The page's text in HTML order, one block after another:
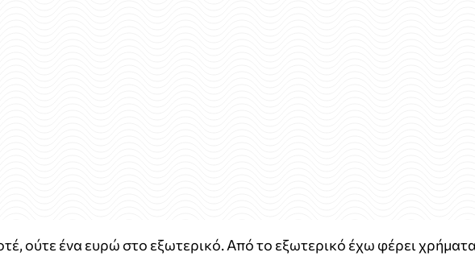
ούτε ένα ευρώ στο εξωτερικό. Από το εξωτερικό έχω φέρει